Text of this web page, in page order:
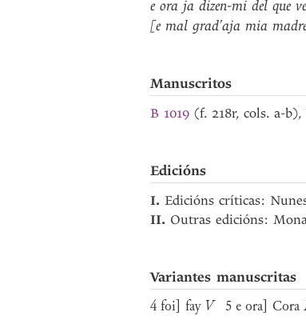
e ora ja dizen-mi del que
[e mal grad’aja mia
Manuscritos
B 1019 (f. 218r, cols. a-
Edicións
I. Edicións críticas:
II. Outras edicións:
Variantes manuscritas
4 foi] fay V 5 e ora] Cora